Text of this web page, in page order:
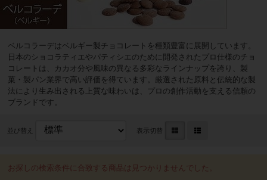
ベルコラーデはベルギー製チョコレートを種類豊富に展開しています。
日本のショコラティエやパティシエのために開発されたプロ仕様のチョ
コレートは、カカオ分や風味の異なる多彩なラインナップを誇り、製
菓・製パン業界で高い評価を得ています。厳選された原料と伝統的な製
法により生み出される上質な味わいは、プロの創作活動を支える信頼の
ブランドです。
並び替え 表示切替
お探しの検索条件に合致する商品は見つかりませんでした。